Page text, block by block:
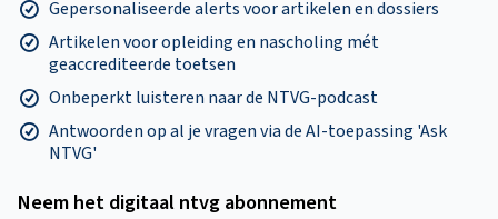
Gepersonaliseerde alerts voor artikelen en dossiers
Artikelen voor opleiding en nascholing mét
geaccrediteerde toetsen
Onbeperkt luisteren naar de NTVG-podcast
Antwoorden op al je vragen via de AI-toepassing 'Ask
NTVG'
Neem het digitaal ntvg abonnement